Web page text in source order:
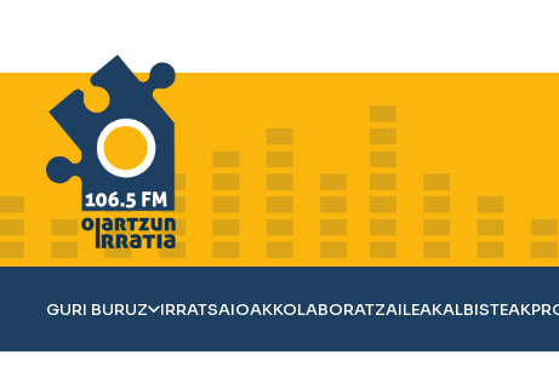
GURI BURUZ IRRATSAIOAKKOLABORATZAILEAKALBISTEAK